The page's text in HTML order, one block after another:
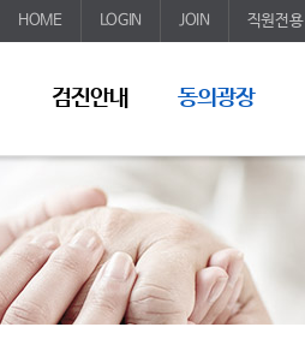
HOME LOGIN JOIN 직원전용
검진안내 동의광장